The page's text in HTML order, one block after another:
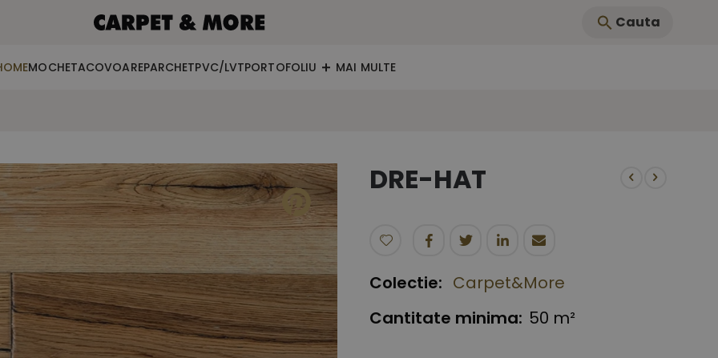
Cauta
MOCHETACOVOAREPARCHETPVC/LVTPORTOFOLIU MAI MULTE
DRE-HAT
Colectie: Carpet&More
Cantitate minima: 50 m²